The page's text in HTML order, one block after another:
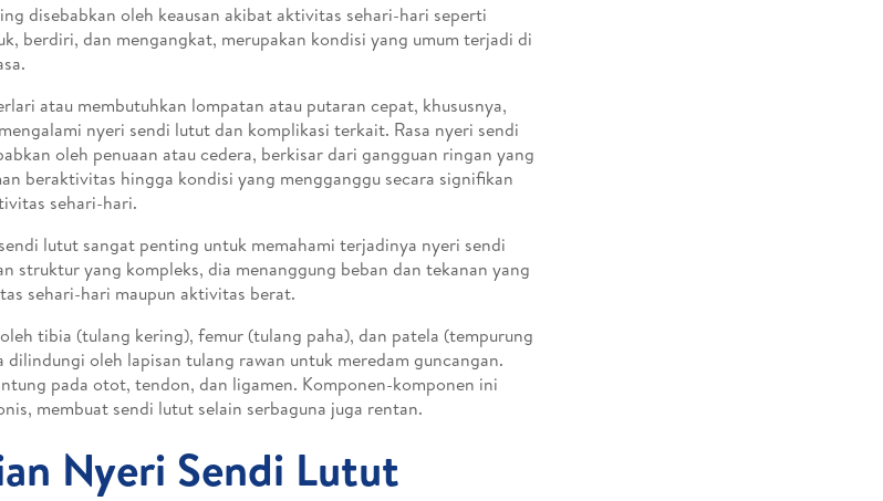
disebabkan oleh keausan akibat aktivitas sehari-hari seperti
berdiri, dan mengangkat, merupakan kondisi yang umum terjadi di
atau membutuhkan lompatan atau putaran cepat, khususnya,
nyeri sendi lutut dan komplikasi terkait. Rasa nyeri sendi
oleh penuaan atau cedera, berkisar dari gangguan ringan yang
beraktivitas hingga kondisi yang mengganggu secara signifikan
sehari-hari.
lutut sangat penting untuk memahami terjadinya nyeri sendi
struktur yang kompleks, dia menanggung beban dan tekanan yang
sehari-hari maupun aktivitas berat.
tibia (tulang kering), femur (tulang paha), dan patela (tempurung
dilindungi oleh lapisan tulang rawan untuk meredam guncangan.
pada otot, tendon, dan ligamen. Komponen-komponen ini
membuat sendi lutut selain serbaguna juga rentan.
Nyeri Sendi Lutut